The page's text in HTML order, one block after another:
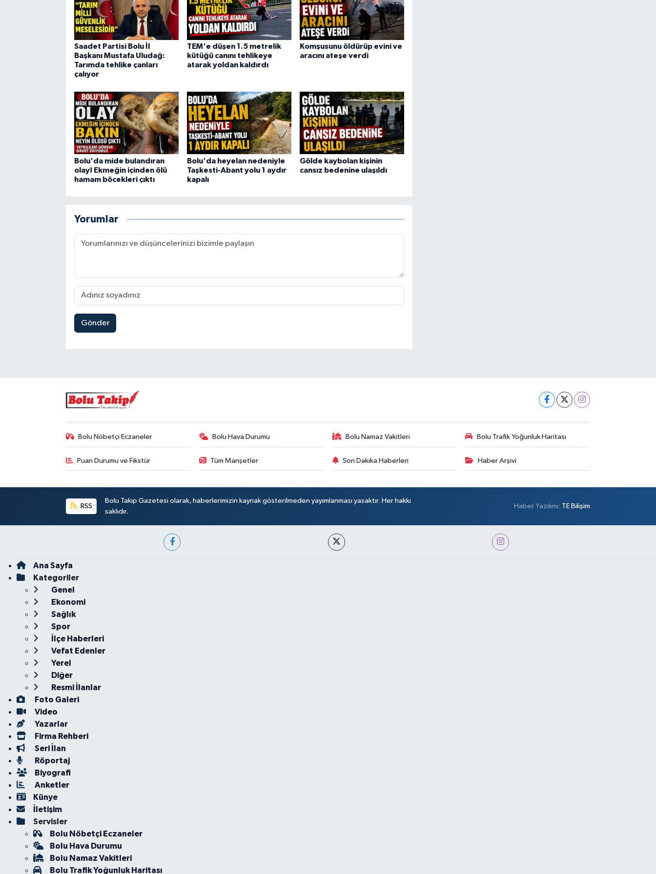
Saadet Partisi Bolu İl
Başkanı Mustafa Uludağ:
Tarımda tehlike çanları
çalıyor
TEM'e düşen 1.5 metrelik
kütüğü canını tehlikeye
atarak yoldan kaldırdı
Komşusunu öldürüp evini ve
aracını ateşe verdi
Bolu'da mide bulandıran
olay! Ekmeğin içinden ölü
hamam böcekleri çıktı
Bolu'da heyelan nedeniyle
Taşkesti-Abant yolu 1 aydır
kapalı
Gölde kaybolan kişinin
cansız bedenine ulaşıldı
Yorumlar
Gönder
Bolu Nöbetçi Eczaneler Bolu Hava Durumu Bolu Namaz Vakitleri Bolu Trafik Yoğunluk Haritası
Puan Durumu ve Fikstür Tüm Manşetler Son Dakika Haberleri Haber Arşivi
RSS
Bolu Takip Gazetesi olarak, haberlerimizin kaynak gösterilmeden yayımlanması yasaktır. Her hakkı
saklıdır.
Haber Yazılımı: TE Bilişim
Ana Sayfa
Kategoriler
Genel
Ekonomi
Sağlık
Spor
İlçe Haberleri
Vefat Edenler
Yerel
Diğer
Resmi İlanlar
Foto Galeri
Video
Yazarlar
Firma Rehberi
Seri İlan
Röportaj
Biyografi
Anketler
Künye
İletişim
Servisler
Bolu Nöbetçi Eczaneler
Bolu Hava Durumu
Bolu Namaz Vakitleri
Bolu Trafik Yoğunluk Haritası